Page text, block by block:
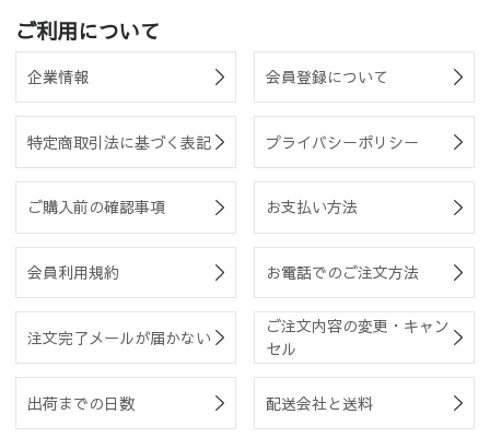
ご利用について
企業情報 会員登録について
特定商取引法に基づく表記 プライバシーポリシー
ご購入前の確認事項 お支払い方法
会員利用規約 お電話でのご注文方法
注文完了メールが届かない
ご注文内容の変更・キャン
セル
出荷までの日数 配送会社と送料